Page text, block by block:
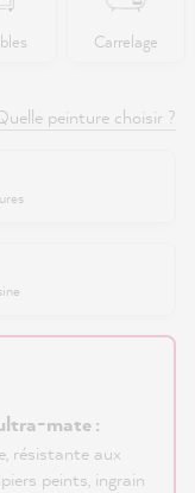
Carrelage
peinture choisir ?
mate :
résistante aux
peints, ingrain